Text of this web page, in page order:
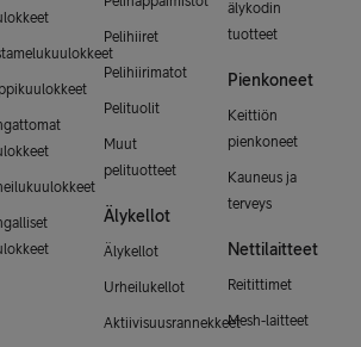
Pelihiiret
Pelihiirimatot
Pelituolit
Muut
pelituotteet
Älykellot
Älykellot
Urheilukellot
Aktiivisuusrannekkeet
älykodin
tuotteet
Pienkoneet
Keittiön
pienkoneet
Kauneus ja
terveys
Nettilaitteet
Reitittimet
Mesh-laitteet